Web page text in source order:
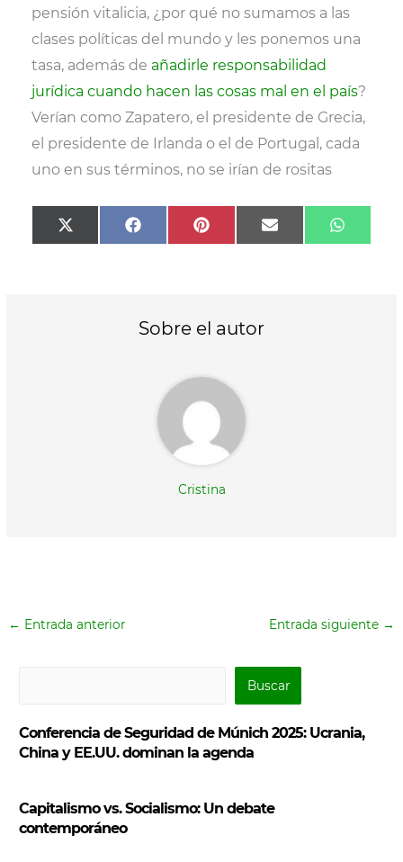
pensión vitalicia, ¿por qué no sumamos a las
clases políticas del mundo y les ponemos una
tasa, además de añadirle responsabilidad
jurídica cuando hacen las cosas mal en el país?
Verían como Zapatero, el presidente de Grecia,
el presidente de Irlanda o el de Portugal, cada
uno en sus términos, no se irían de rositas
Compartir
en
X
(
Compartir
en
F
a
o
k
Compartir
en
P
i
e
s
Compartir
en
E
m
en
W
h
Sobre el autor
Cristina
← Entrada anterior Entrada siguiente →
s
c
r
Buscar
Conferencia de Seguridad de Múnich 2025: Ucrania,
China y EE.UU. dominan la agenda
Capitalismo vs. Socialismo: Un debate
contemporáneo